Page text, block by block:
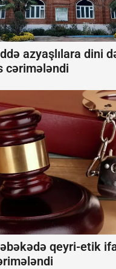
azyaşlılara dini
cərimələndi
qeyri-etik